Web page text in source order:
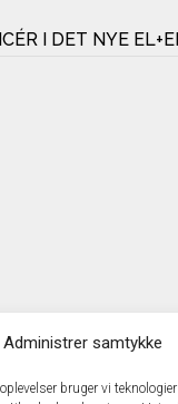
Administrer samtykke
bruger vi
I DET NYE
TechMedia A/S
DK – 2600 Glostrup